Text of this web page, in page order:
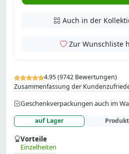
4.95 (9742 Bewertungen)
Zusammenfassung der
Geschenkverpackungen auch im
auf Lager
Vorteile
Einzelheiten
Auch in der
Zur Wunschliste